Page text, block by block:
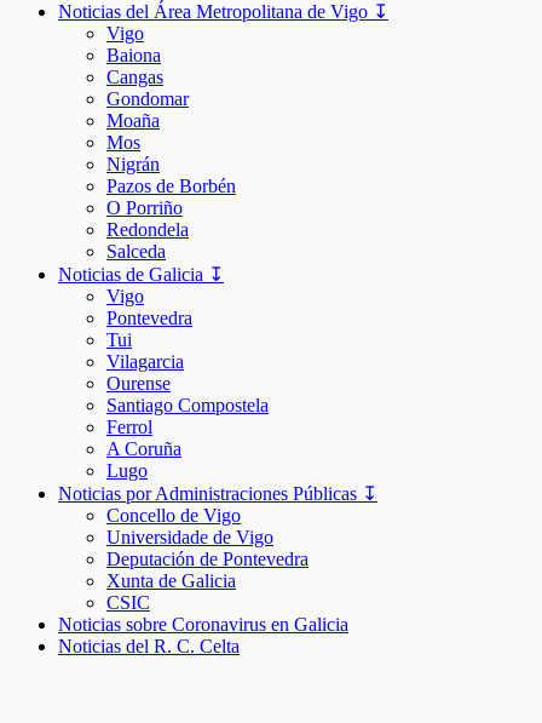
Noticias del Área Metropolitana de Vigo ↧
Vigo
Baiona
Cangas
Gondomar
Moaña
Mos
Nigrán
Pazos de Borbén
O Porriño
Redondela
Salceda
Noticias de Galicia ↧
Vigo
Pontevedra
Tui
Vilagarcia
Ourense
Santiago Compostela
Ferrol
A Coruña
Lugo
Noticias por Administraciones Públicas ↧
Concello de Vigo
Universidade de Vigo
Deputación de Pontevedra
Xunta de Galicia
CSIC
Noticias sobre Coronavirus en Galicia
Noticias del R. C. Celta